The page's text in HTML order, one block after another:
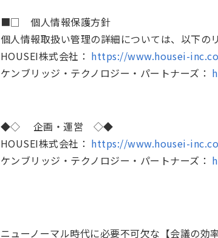
■□ 個人情報保護方針
個人情報取扱い管理の詳細については、以下の
HOUSEI株式会社： https://www.housei-
ケンブリッジ・テクノロジー・パートナーズ：
◆◇ 企画・運営 ◇◆
HOUSEI株式会社： https://www.housei-
ケンブリッジ・テクノロジー・パートナーズ：
ニューノーマル時代に必要不可欠な【会議の